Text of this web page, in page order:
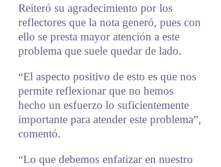
Reiteró su agradecimiento por los
reflectores que la nota generó, pues con
ello se presta mayor atención a este
problema que suele quedar de lado.
“El aspecto positivo de esto es que nos
permite reflexionar que no hemos
hecho un esfuerzo lo suficientemente
importante para atender este problema”,
comentó.
“Lo que debemos enfatizar en nuestro